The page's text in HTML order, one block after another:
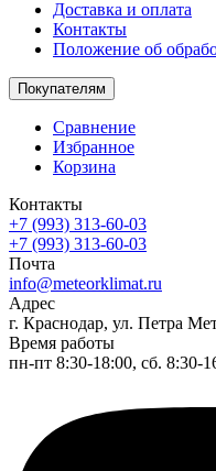
Доставка и оплата
Контакты
Положение об
Покупателям
Сравнение
Избранное
Корзина
Контакты
+7 (993) 313-60-03
+7 (993) 313-60-03
Почта
info@meteorklimat.ru
Адрес
г. Краснодар, ул. Петра
Время работы
пн-пт 8:30-18:00, сб. 8:30-